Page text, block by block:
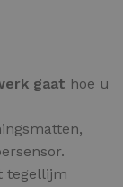
gaat hoe u
tegellijm